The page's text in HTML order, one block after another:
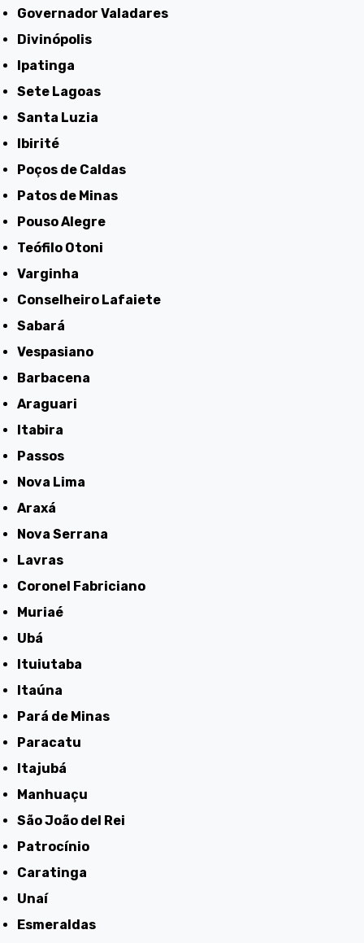
Governador Valadares
Divinópolis
Ipatinga
Sete Lagoas
Santa Luzia
Ibirité
Poços de Caldas
Patos de Minas
Pouso Alegre
Teófilo Otoni
Varginha
Conselheiro Lafaiete
Sabará
Vespasiano
Barbacena
Araguari
Itabira
Passos
Nova Lima
Araxá
Nova Serrana
Lavras
Coronel Fabriciano
Muriaé
Ubá
Ituiutaba
Itaúna
Pará de Minas
Paracatu
Itajubá
Manhuaçu
São João del Rei
Patrocínio
Caratinga
Unaí
Esmeraldas